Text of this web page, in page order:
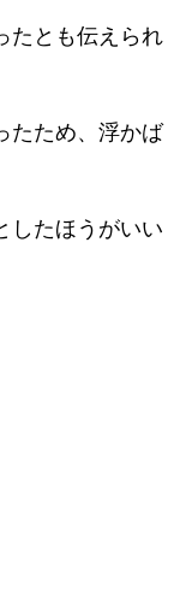
たとも伝えられ
たため、浮かば
したほうがいい